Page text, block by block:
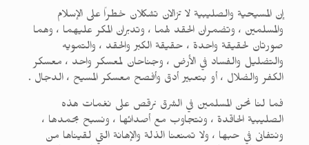
إن المسيحية والصليبية لا تزالان تشكلان خطراً على الإسلام
والمسلمين ، وتضمران الحقد لهما ، وتدبران المكر عليهما ، وهما
صورتان لحقيقة واحدة ، حقيقة الكبر والحقد ، والتمويه
والتضليل والفساد في الأرض ، وجناحان لمعسكر واحد ، معسكر
الكفر والضلال ، أو بتعبير أدق وأفصح معسكر المسيح ، الدجال .
فما لنا نحن المسلمين في الشرق نرقص على نغمات هذه
الصليبية الحاقدة ، ونتجاوب مع أصدائها ، ونسبح بحمدها ،
ونتفانى في حبها ، ولا تمنعنا الذلة والإهانة التي لقيناها من